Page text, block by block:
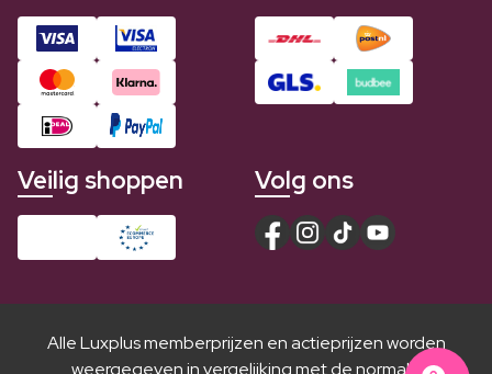
Veilig shoppen Volg ons
Alle Luxplus memberprijzen en actieprijzen worden
weergegeven in vergelijking met de normale